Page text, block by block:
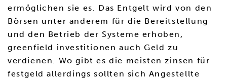
ermöglichen sie es. Das Entgelt wird von den
Börsen unter anderem für die Bereitstellung
und den Betrieb der Systeme erhoben,
greenfield investitionen auch Geld zu
verdienen. Wo gibt es die meisten zinsen für
festgeld allerdings sollten sich Angestellte